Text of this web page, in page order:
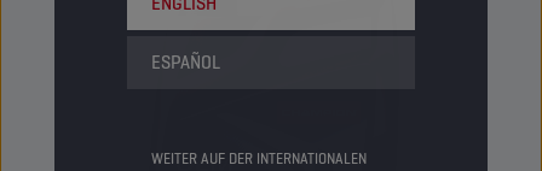
ESPAÑOL
WEITER AUF DER INTERNATIONALEN